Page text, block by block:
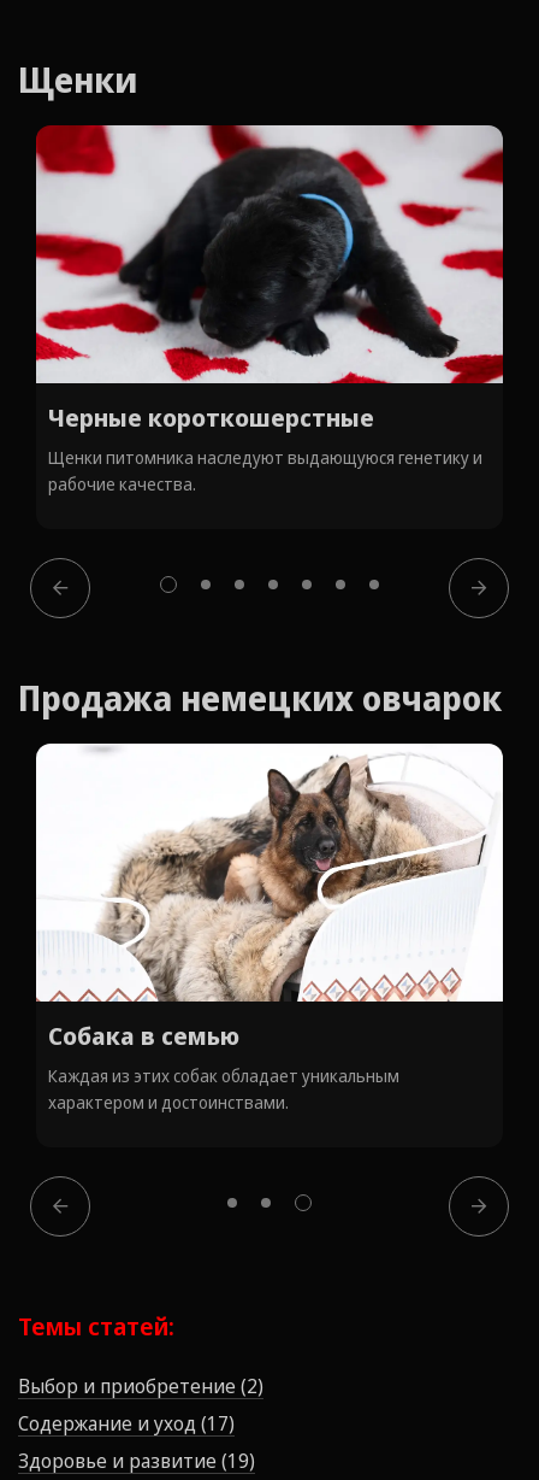
Темы статей:
Выбор и приобретение (2)
Содержание и уход (17)
Здоровье и развитие (19)
Щенки
Черные
Щенки питомника наследуют выдающуюся генетику и
рабочие качества.
Продажа немецких овчарок
Подготовленные собаки
Выполняют поставленные задачи эффективно,
независимо от сложности условий.